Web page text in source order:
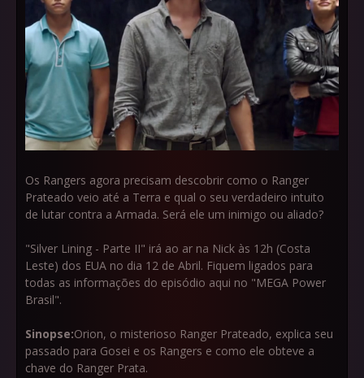
Os Rangers agora precisam descobrir como o Ranger
Prateado veio até a Terra e qual o seu verdadeiro intuito
de lutar contra a Armada. Será ele um inimigo ou aliado?
"Silver Lining - Parte II" irá ao ar na Nick às 12h (Costa
Leste) dos EUA no dia 12 de Abril. Fiquem ligados para
todas as informações do episódio aqui no "MEGA Power
Brasil".
Sinopse:Orion, o misterioso Ranger Prateado, explica seu
passado para Gosei e os Rangers e como ele obteve a
chave do Ranger Prata.